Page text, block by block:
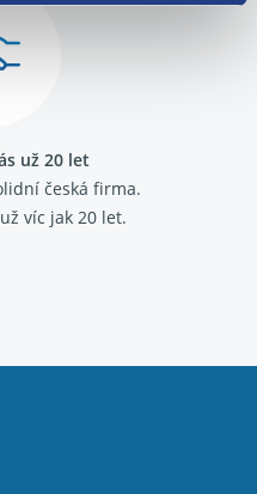
už 20 let
česká firma.
víc jak 20 let.